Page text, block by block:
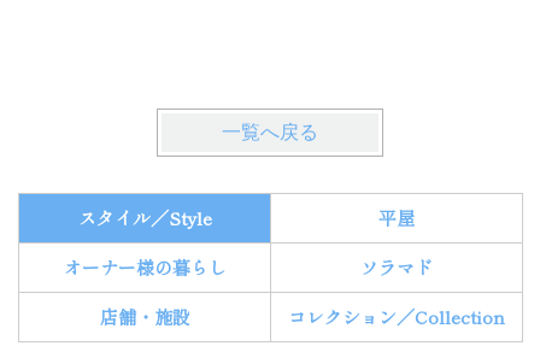
一覧へ戻る
スタイル／Style
平屋
オーナー様の暮らし
ソラマド
店舗・施設
コレクション／Collection